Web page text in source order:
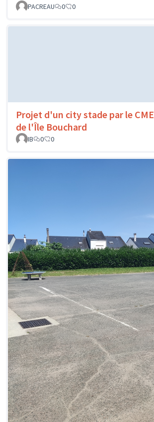
PACREAU 0 0
Projet d'un city stade par le CME
de l'Île Bouchard
IB
0 0